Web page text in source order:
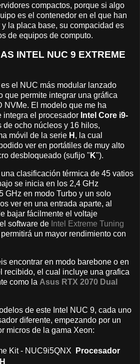
compactos, porque si algo
es el contenedor en el que han
la placa base, su compacidad es
de equipos de computo.
INTEL NUC 9 EXTREME
el NUC más modular lanzado
que permite integrar una gráfica
NVMe. El modelo que me ha
integra el procesador Intel Core i9-
de ocho núcleos y 16 hilos,
móvil de la serie H , la cual
ver en portátiles de muy alto
desbloqueado (sufijo " K").
clasificación térmica de 45 vatios
se inicia en los 2,4 GHz
GHz en modo Turbo y un solo
ver en una entrada aparte, al
bajar fácilmente el voltaje
software de Intel Extreme Tuning
un mayor rendimiento con
encontrar en modo barebone o en
recibido, el cual incluye una grafica
como la Asus RTX 2070 Dual
de este Intel NUC 9, cada uno
diferente, empezando por un
micros de la gama Xeon:
Kit - NUC9i5QNX
Procesador